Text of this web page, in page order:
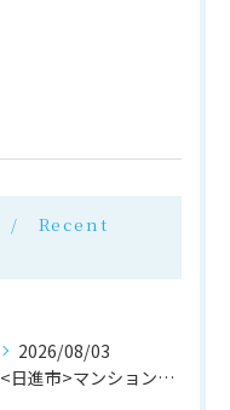
Recent
2026/08/03
<日進市>マンションリフォーム完成！株式会社M・Mリフォーム